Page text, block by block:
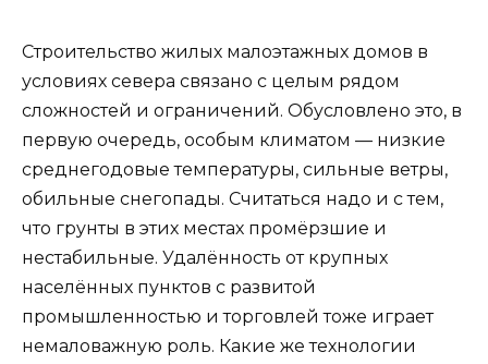
Строительство жилых малоэтажных домов в
условиях севера связано с целым рядом
сложностей и ограничений. Обусловлено это, в
первую очередь, особым климатом — низкие
среднегодовые температуры, сильные ветры,
обильные снегопады. Считаться надо и с тем,
что грунты в этих местах промёрзшие и
нестабильные. Удалённость от крупных
населённых пунктов с развитой
промышленностью и торговлей тоже играет
немаловажную роль. Какие же технологии